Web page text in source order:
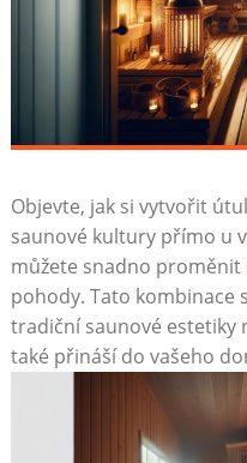
Objevte, jak si vytvořit
saunové kultury přímo u
můžete snadno proměnit
pohody.​ Tato kombinace
tradiční saunové‌ estetiky
také přináší do vašeho